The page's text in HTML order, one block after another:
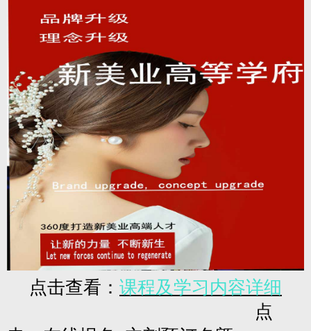
点击查看： 课程及学习内容详细
点